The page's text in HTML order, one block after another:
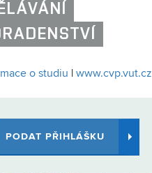
o studiu www.cvp.vut.cz
PODAT PŘIHLÁŠKU